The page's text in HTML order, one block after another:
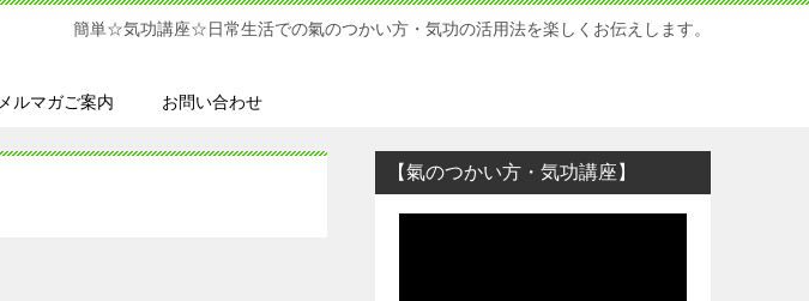
簡単☆気功講座☆日常生活での氣のつかい方・気功の活用法を楽しくお伝えします。
メルマガご案内 お問い合わせ
【氣のつかい方・気功講座】